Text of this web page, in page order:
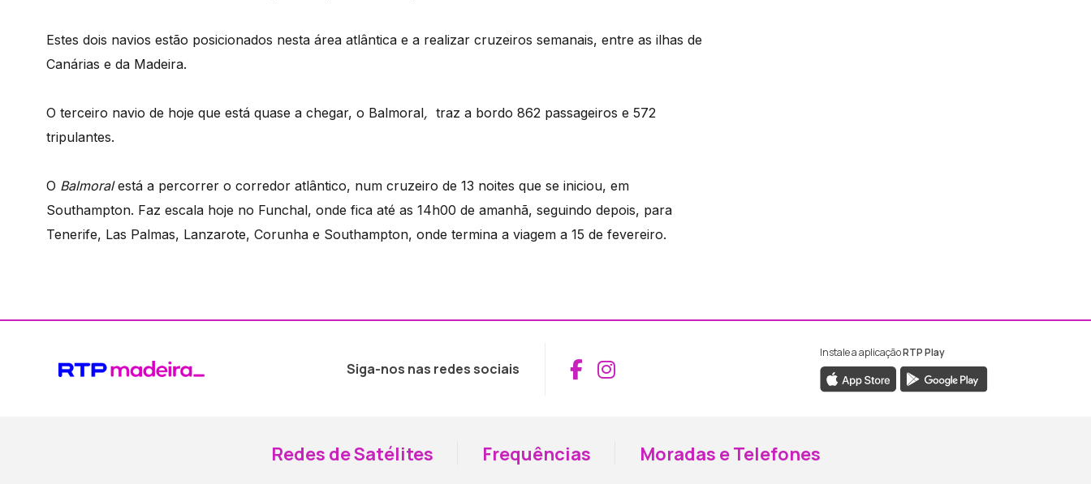
Estes dois navios estão posicionados nesta área atlântica e a realizar cruzeiros semanais, entre as ilhas de
Canárias e da Madeira.
O terceiro navio de hoje que está quase a chegar, o Balmoral, traz a bordo 862 passageiros e 572
tripulantes.
O Balmoralestá a percorrer o corredor atlântico, num cruzeiro de 13 noites que se iniciou, em
Southampton. Faz escala hoje no Funchal, onde fica até as 14h00 de amanhã, seguindo depois, para
Tenerife, Las Palmas, Lanzarote, Corunha e Southampton, onde termina a viagem a 15 de fevereiro.
Siga-nos nas redes sociais Aceder ao Facebook da RTP Madeira
Aceder ao Instagram da RTP Madeira
Instale a aplicaçãoRTP Play
Redes de Satélites Frequências Moradas e Telefones